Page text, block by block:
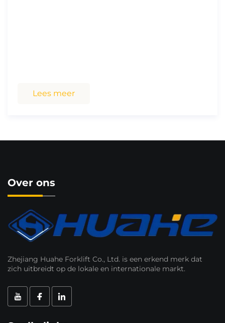
Lees meer
Over ons
Zhejiang Huahe Forklift Co., Ltd. is een erkend merk dat
zich uitbreidt op de lokale en internationale markt.